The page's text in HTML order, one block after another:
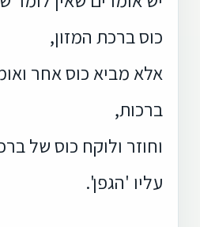
כוס ברכת המזון,
אלא מביא כוס אחר
ברכות,
וחוזר ולוקח כוס של
עליו 'הגפן'.